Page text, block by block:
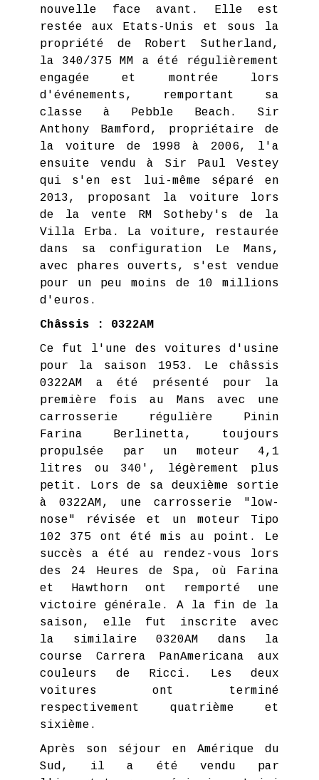
nouvelle face avant. Elle est
restée aux Etats-Unis et sous la
propriété de Robert Sutherland,
la 340/375 MM a été régulièrement
engagée et montrée lors
d'événements, remportant sa
classe à Pebble Beach. Sir
Anthony Bamford, propriétaire de
la voiture de 1998 à 2006, l'a
ensuite vendu à Sir Paul Vestey
qui s'en est lui-même séparé en
2013, proposant la voiture lors
de la vente RM Sotheby's de la
Villa Erba. La voiture, restaurée
dans sa configuration Le Mans,
avec phares ouverts, s'est vendue
pour un peu moins de 10 millions
d'euros.
Châssis : 0322AM
Ce fut l'une des voitures d'usine
pour la saison 1953. Le châssis
0322AM a été présenté pour la
première fois au Mans avec une
carrosserie régulière Pinin
Farina Berlinetta, toujours
propulsée par un moteur 4,1
litres ou 340', légèrement plus
petit. Lors de sa deuxième sortie
à 0322AM, une carrosserie "low-
nose" révisée et un moteur Tipo
102 375 ont été mis au point. Le
succès a été au rendez-vous lors
des 24 Heures de Spa, où Farina
et Hawthorn ont remporté une
victoire générale. A la fin de la
saison, elle fut inscrite avec
la similaire 0320AM dans la
course Carrera PanAmericana aux
couleurs de Ricci. Les deux
voitures ont terminé
respectivement quatrième et
sixième.
Après son séjour en Amérique du
Sud, il a été vendu par